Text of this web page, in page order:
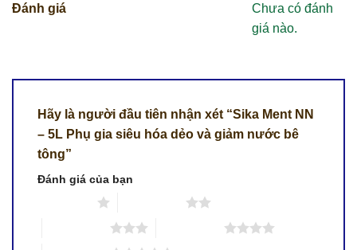
Đánh giá
Chưa có đánh
giá nào.
Hãy là người đầu tiên nhận xét “Sika Ment NN
– 5L Phụ gia siêu hóa dẻo và giảm nước bê
tông”
Đánh giá của bạn